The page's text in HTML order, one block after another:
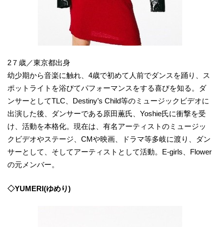
2７歳／東京都出身
幼少期から音楽に触れ、4歳で初めて人前でダンスを踊り、ス
ポットライトを浴びてパフォーマンスをする喜びを知る。ダ
ンサーとしてTLC、Destiny’s Child等のミュージックビデオに
出演した後、ダンサーである原田薫氏、Yoshie氏に衝撃を受
け、活動を本格化。現在は、有名アーティストのミュージッ
クビデオやステージ、CMや映画、ドラマ等多岐に渡り、ダン
サーとして、そしてアーティストとして活動。E-girls、Flower
の元メンバー。
◇YUMERI(ゆめり)